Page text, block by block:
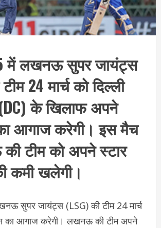
में लखनऊ सुपर जायंट्स
24 मार्च को दिल्ली
के खिलाफ अपने
आगाज करेगी। इस मैच
टीम को अपने स्टार
कमी खलेगी।
सुपर जायंट्स (LSG) की टीम 24 मार्च
का आगाज करेगी। लखनऊ की टीम अपने